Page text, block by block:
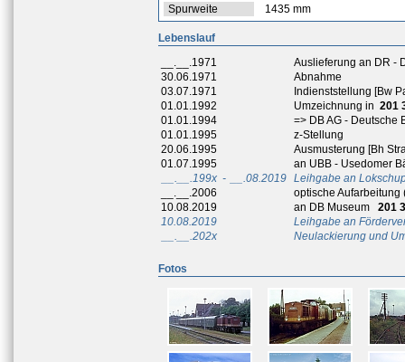
Spurweite
1435 mm
Lebenslauf
__.__.1971
Auslieferung an DR -
30.06.1971
Abnahme
03.07.1971
Indienststellung [Bw
01.01.1992
Umzeichnung in 201
01.01.1994
=> DB AG - Deutsche
01.01.1995
z-Stellung
20.06.1995
Ausmusterung [Bh
01.07.1995
an UBB - Usedomer
__.__.199x - __.08.2019 Leihgabe an
__.__.2006
optische
10.08.2019
an DB Museum
201
10.08.2019
Leihgabe an
__.__.202x
Neulackierung und
Fotos